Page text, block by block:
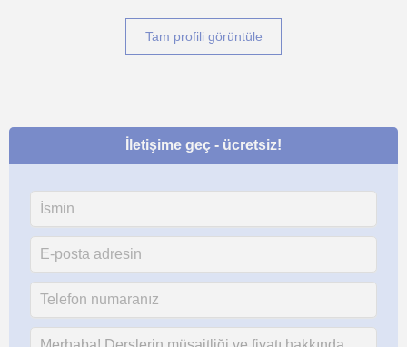
Tam profili görüntüle
İletişime geç - ücretsiz!